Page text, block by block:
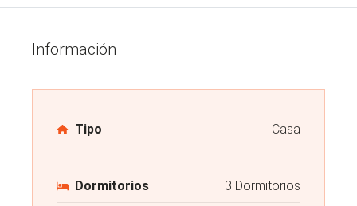
Información
Tipo Casa
Dormitorios 3 Dormitorios